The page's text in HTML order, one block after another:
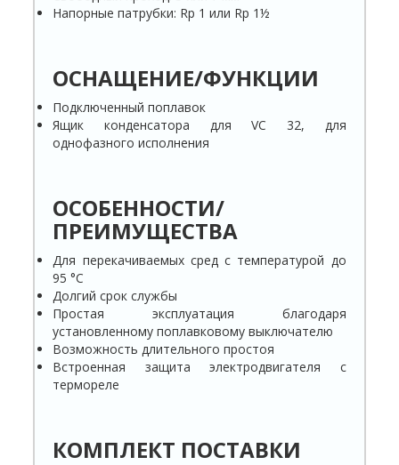
Напорные патрубки: Rp 1 или Rp 1½
ОСНАЩЕНИЕ/ФУНКЦИИ
Подключенный поплавок
Ящик конденсатора для VC 32, для
однофазного исполнения
ОСОБЕННОСТИ/
ПРЕИМУЩЕСТВА
Для перекачиваемых сред с температурой до
95 °C
Долгий срок службы
Простая эксплуатация благодаря
установленному поплавковому выключателю
Возможность длительного простоя
Встроенная защита электродвигателя с
термореле
КОМПЛЕКТ ПОСТАВКИ